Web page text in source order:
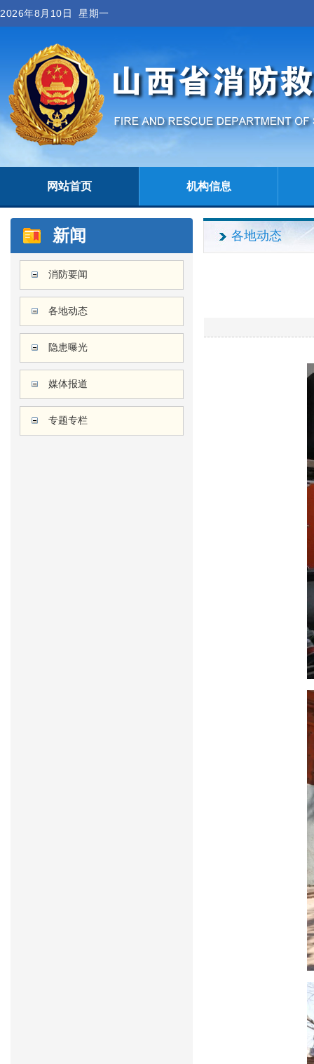
2026年8月10日 星期一
网站首页 机构信息
新闻
消防要闻
各地动态
隐患曝光
媒体报道
专题专栏
各地动态